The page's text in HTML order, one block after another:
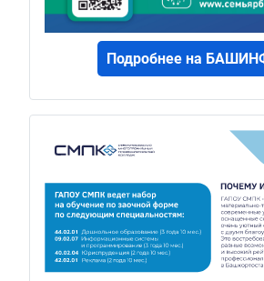
Подробнее на